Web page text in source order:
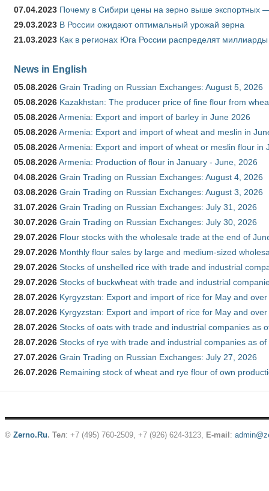
07.04.2023 Почему в Сибири цены на зерно выше экспортных
29.03.2023 В России ожидают оптимальный урожай зерна
21.03.2023 Как в регионах Юга России распределят
News in English
05.08.2026 Grain Trading on Russian Exchanges: August 5, 2026
05.08.2026 Kazakhstan: The producer price of fine flour from
05.08.2026Armenia: Export and import of barley in June 2026
05.08.2026Armenia: Export and import of wheat and meslin in
05.08.2026Armenia: Export and import of wheat or meslin flour in
05.08.2026Armenia: Production of flour in January - June, 2026
04.08.2026 Grain Trading on Russian Exchanges: August 4, 2026
03.08.2026 Grain Trading on Russian Exchanges: August 3, 2026
31.07.2026 Grain Trading on Russian Exchanges: July 31, 2026
30.07.2026 Grain Trading on Russian Exchanges: July 30, 2026
29.07.2026 Flour stocks with the wholesale trade at the end of
29.07.2026 Monthly flour sales by large and medium-sized
29.07.2026 Stocks of unshelled rice with trade and industrial
29.07.2026 Stocks of buckwheat with trade and industrial
28.07.2026 Kyrgyzstan: Export and import of rice for May and
28.07.2026 Kyrgyzstan: Export and import of rice for May and
28.07.2026 Stocks of oats with trade and industrial companies as
28.07.2026 Stocks of rye with trade and industrial companies as
27.07.2026 Grain Trading on Russian Exchanges: July 27, 2026
26.07.2026 Remaining stock of wheat and rye flour of own
© Zerno.Ru. Тел: +7 (495) 760-2509, +7 (926) 624-3123, E-mail :